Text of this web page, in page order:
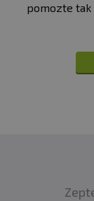
přímému
Výrobce, ani
Upozornění
pomozte tak